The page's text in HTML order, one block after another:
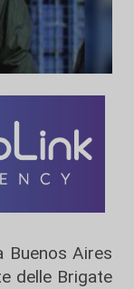
Aires
delle Brigate